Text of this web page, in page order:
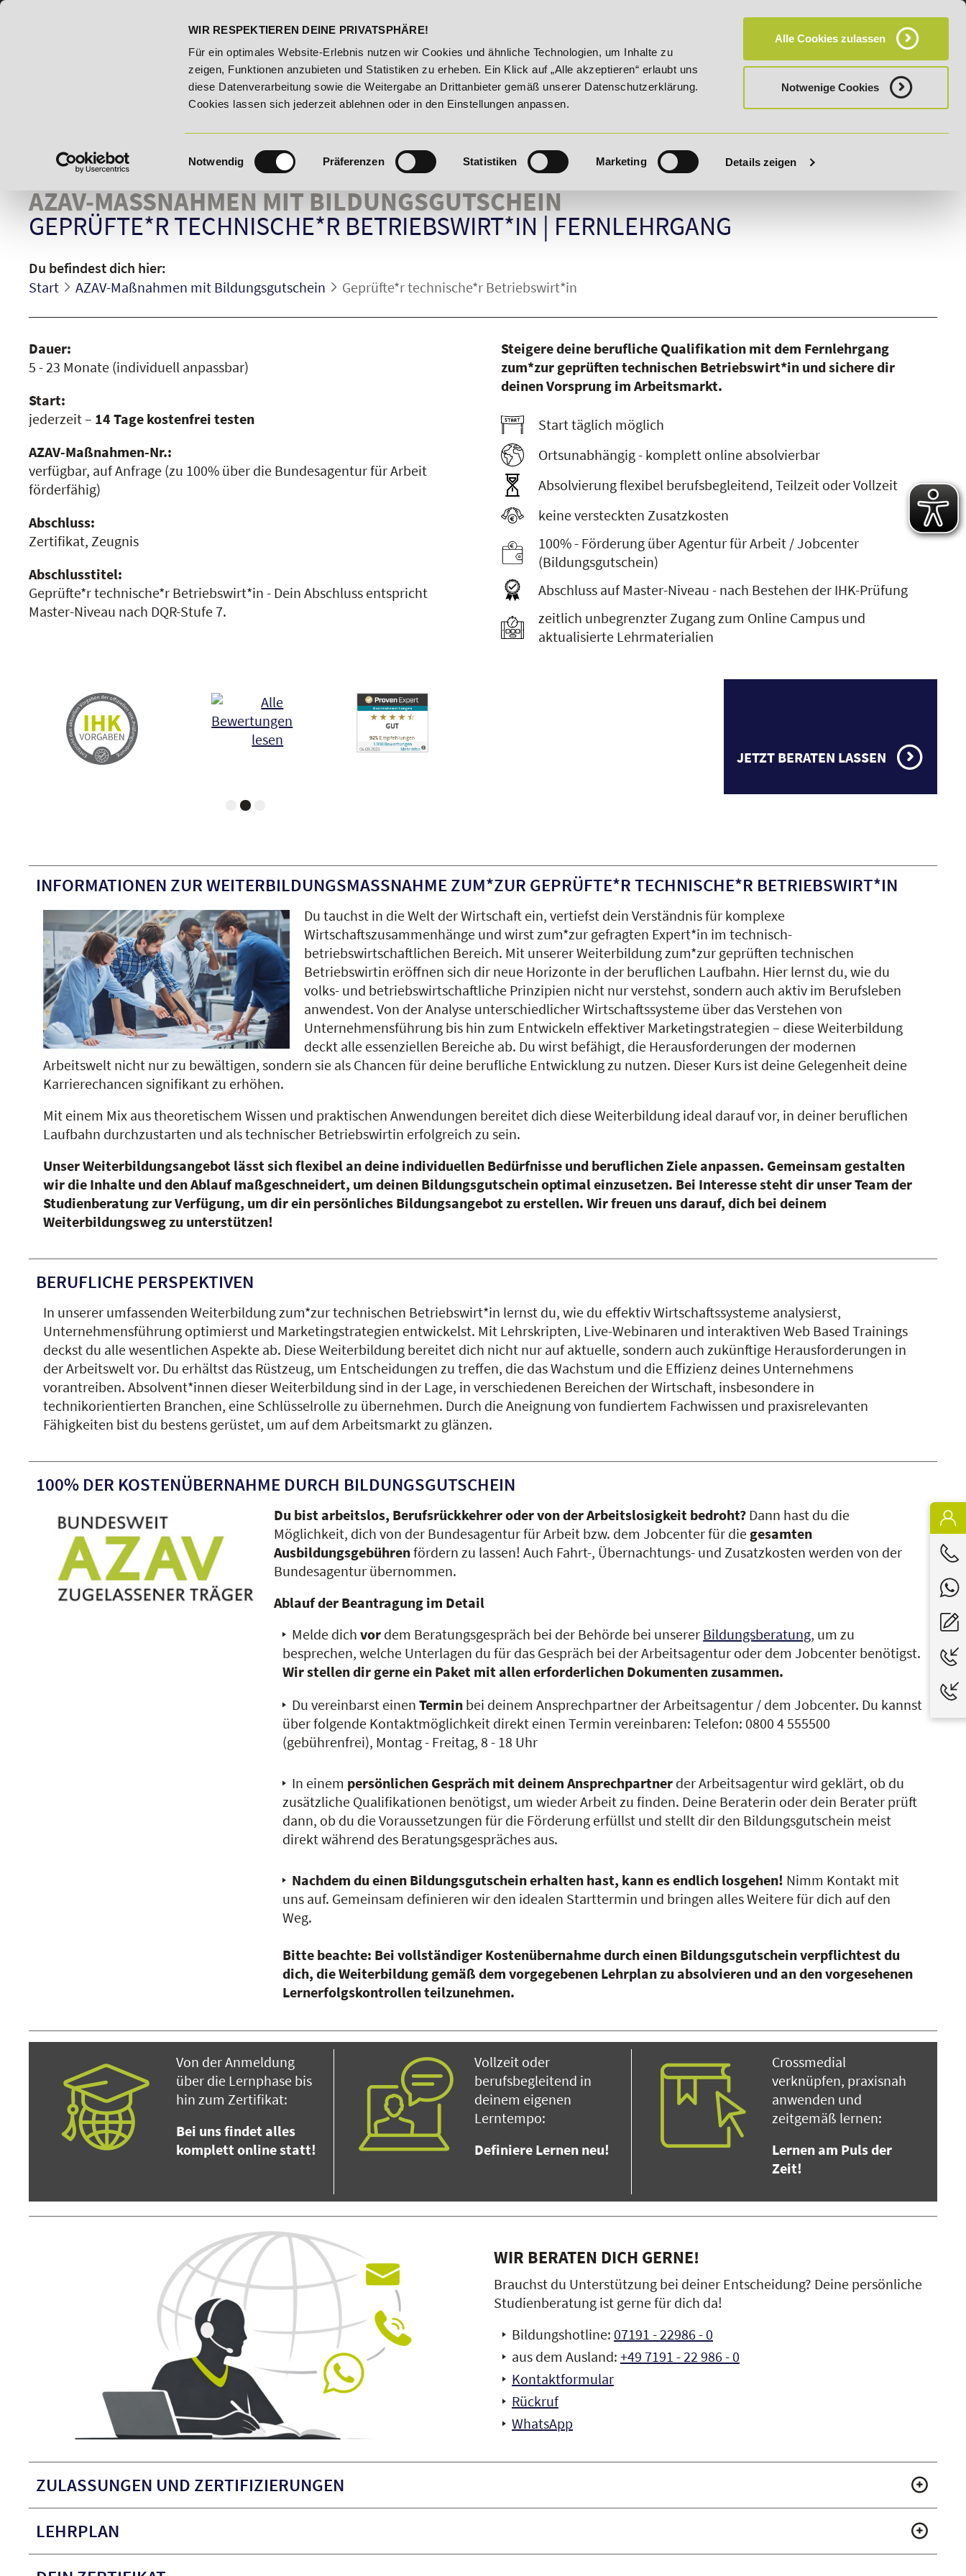
WIR RESPEKTIEREN DEINE PRIVATSPHÄRE!
Für ein optimales Website-Erlebnis nutzen wir Cookies und ähnliche Technologien, um Inhalte zu
zeigen, Funktionen anzubieten und Statistiken zu erheben. Ein Klick auf „Alle akzeptieren“ erlaubt uns
diese Datenverarbeitung sowie die Weitergabe an Drittanbieter gemäß unserer Datenschutzerklärung.
Cookies lassen sich jederzeit ablehnen oder in den Einstellungen anpassen.
Einwilligungsauswahl
Notwendig Präferenzen Statistiken Marketing Details zeigen
Alle Cookies zulassen
Notwenige Cookies
HÄUFIG GESTELLTE FRAGEN (FAQ) CAMPUS
auf "E-Commerce Manager" vom 28. Juli - 06. August 2026! Unser Karrieretipp der Woche: 25% Rabatt auf "E-Commerce Manager" vom 28. Juli - 06. August 2026! Unser
AZAV-MASSNAHMEN MIT BILDUNGSGUTSCHEIN
GEPRÜFTE*R TECHNISCHE*R BETRIEBSWIRT*IN | FERNLEHRGANG
Du befindest dich hier:
Start
AZAV-Maßnahmen mit Bildungsgutschein Geprüfte*r technische*r Betriebswirt*in
Dauer:
5 - 23 Monate (individuell anpassbar)
Start:
jederzeit – 14 Tage kostenfrei testen
AZAV-Maßnahmen-Nr.:
verfügbar, auf Anfrage (zu 100% über die Bundesagentur für Arbeit
förderfähig)
Abschluss:
Zertifikat, Zeugnis
Abschlusstitel:
Geprüfte*r technische*r Betriebswirt*in - Dein Abschluss entspricht
Master-Niveau nach DQR-Stufe 7.
Steigere deine berufliche Qualifikation mit dem Fernlehrgang
zum*zur geprüften technischen Betriebswirt*in und sichere dir
deinen Vorsprung im Arbeitsmarkt.
Start täglich möglich
Ortsunabhängig - komplett online absolvierbar
Absolvierung flexibel berufsbegleitend, Teilzeit oder Vollzeit
keine versteckten Zusatzkosten
100% - Förderung über Agentur für Arbeit / Jobcenter
(Bildungsgutschein)
Abschluss auf Master-Niveau - nach Bestehen der IHK-Prüfung
zeitlich unbegrenzter Zugang zum Online Campus und
aktualisierte Lehrmaterialien
JETZT BERATEN LASSEN
INFORMATIONEN ZUR WEITERBILDUNGSMASSNAHME ZUM*ZUR GEPRÜFTE*R TECHNISCHE*R BETRIEBSWIRT*IN
Du tauchst in die Welt der Wirtschaft ein, vertiefst dein Verständnis für komplexe
Wirtschaftszusammenhänge und wirst zum*zur gefragten Expert*in im technisch-
betriebswirtschaftlichen Bereich. Mit unserer Weiterbildung zum*zur geprüften technischen
Betriebswirtin eröffnen sich dir neue Horizonte in der beruflichen Laufbahn. Hier lernst du, wie du
volks- und betriebswirtschaftliche Prinzipien nicht nur verstehst, sondern auch aktiv im Berufsleben
anwendest. Von der Analyse unterschiedlicher Wirtschaftssysteme über das Verstehen von
Unternehmensführung bis hin zum Entwickeln effektiver Marketingstrategien – diese Weiterbildung
deckt alle essenziellen Bereiche ab. Du wirst befähigt, die Herausforderungen der modernen
Arbeitswelt nicht nur zu bewältigen, sondern sie als Chancen für deine berufliche Entwicklung zu nutzen. Dieser Kurs ist deine Gelegenheit deine
Karrierechancen signifikant zu erhöhen.
Mit einem Mix aus theoretischem Wissen und praktischen Anwendungen bereitet dich diese Weiterbildung ideal darauf vor, in deiner beruflichen
Laufbahn durchzustarten und als technischer Betriebswirtin erfolgreich zu sein.
Unser Weiterbildungsangebot lässt sich flexibel an deine individuellen Bedürfnisse und beruflichen Ziele anpassen. Gemeinsam gestalten
wir die Inhalte und den Ablauf maßgeschneidert, um deinen Bildungsgutschein optimal einzusetzen. Bei Interesse steht dir unser Team der
Studienberatung zur Verfügung, um dir ein persönliches Bildungsangebot zu erstellen. Wir freuen uns darauf, dich bei deinem
Weiterbildungsweg zu unterstützen!
BERUFLICHE PERSPEKTIVEN
In unserer umfassenden Weiterbildung zum*zur technischen Betriebswirt*in lernst du, wie du effektiv Wirtschaftssysteme analysierst,
Unternehmensführung optimierst und Marketingstrategien entwickelst. Mit Lehrskripten, Live-Webinaren und interaktiven Web Based Trainings
deckst du alle wesentlichen Aspekte ab. Diese Weiterbildung bereitet dich nicht nur auf aktuelle, sondern auch zukünftige Herausforderungen in
der Arbeitswelt vor. Du erhältst das Rüstzeug, um Entscheidungen zu treffen, die das Wachstum und die Effizienz deines Unternehmens
vorantreiben. Absolvent*innen dieser Weiterbildung sind in der Lage, in verschiedenen Bereichen der Wirtschaft, insbesondere in
technikorientierten Branchen, eine Schlüsselrolle zu übernehmen. Durch die Aneignung von fundiertem Fachwissen und praxisrelevanten
Fähigkeiten bist du bestens gerüstet, um auf dem Arbeitsmarkt zu glänzen.
100% DER KOSTENÜBERNAHME DURCH BILDUNGSGUTSCHEIN
Du bist arbeitslos, Berufsrückkehrer oder von der Arbeitslosigkeit bedroht? Dann hast du die
Möglichkeit, dich von der Bundesagentur für Arbeit bzw. dem Jobcenter für die gesamten
Ausbildungsgebührenfördern zu lassen! Auch Fahrt-, Übernachtungs- und Zusatzkosten werden von der
Bundesagentur übernommen.
Ablauf der Beantragung im Detail
Melde dichvor dem Beratungsgespräch bei der Behörde bei unserer Bildungsberatung, um zu
besprechen, welche Unterlagen du für das Gespräch bei der Arbeitsagentur oder dem Jobcenter benötigst.
Wir stellen dir gerne ein Paket mit allen erforderlichen Dokumenten zusammen.
Du vereinbarst einenTermin bei deinem Ansprechpartner der Arbeitsagentur / dem Jobcenter. Du kannst
über folgende Kontaktmöglichkeit direkt einen Termin vereinbaren: Telefon: 0800 4 555500
(gebührenfrei), Montag - Freitag, 8 - 18 Uhr
In einem persönlichen Gespräch mit deinem Ansprechpartner der Arbeitsagentur wird geklärt, ob du
zusätzliche Qualifikationen benötigst, um wieder Arbeit zu finden. Deine Beraterin oder dein Berater prüft
dann, ob du die Voraussetzungen für die Förderung erfüllst und stellt dir den Bildungsgutschein meist
direkt während des Beratungsgespräches aus.
Nachdem du einen Bildungsgutschein erhalten hast, kann es endlich losgehen! Nimm Kontakt mit
uns auf. Gemeinsam definieren wir den idealen Starttermin und bringen alles Weitere für dich auf den
Weg.
Bitte beachte: Bei vollständiger Kostenübernahme durch einen Bildungsgutschein verpflichtest du
dich, die Weiterbildung gemäß dem vorgegebenen Lehrplan zu absolvieren und an den vorgesehenen
Lernerfolgskontrollen teilzunehmen.
Von der Anmeldung
über die Lernphase bis
hin zum Zertifikat:
Bei uns findet alles
komplett online statt!
Vollzeit oder
berufsbegleitend in
deinem eigenen
Lerntempo:
Definiere Lernen neu!
Crossmedial
verknüpfen, praxisnah
anwenden und
zeitgemäß lernen:
Lernen am Puls der
Zeit!
WIR BERATEN DICH GERNE!
Brauchst du Unterstützung bei deiner Entscheidung? Deine persönliche
Studienberatung ist gerne für dich da!
Bildungshotline: 07191 - 22986 - 0
aus dem Ausland: +49 7191 - 22 986 - 0
Kontaktformular
Rückruf
WhatsApp
ZULASSUNGEN UND ZERTIFIZIERUNGEN
LEHRPLAN